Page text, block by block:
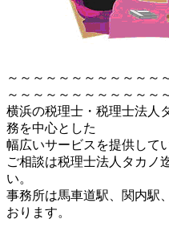
～～～～～～～～～～～～
～～～～～～～～～～～～
横浜の税理士・税理士法人
務を中心とした
幅広いサービスを提供して
ご相談は税理士法人タカノ
い。
事務所は馬車道駅、関内駅
おります。